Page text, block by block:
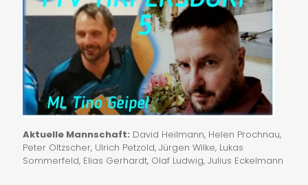
Aktuelle Mannschaft: David Heilmann, Helen Prochnau,
Peter Oltzscher, Ulrich Petzold, Jürgen Wilke, Lukas
Sommerfeld, Elias Gerhardt, Olaf Ludwig, Julius Eckelmann